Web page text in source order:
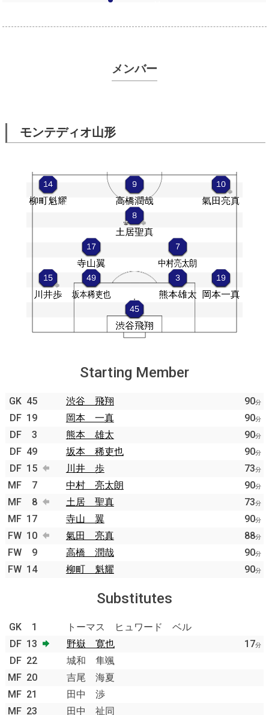
メンバー
モンテディオ山形
Starting Member
GK 45 渋谷 飛翔 90分
DF 19 岡本 一真 90分
DF 3 熊本 雄太 90分
DF 49 坂本 稀吏也 90分
DF 15 川井 歩 73分
MF 7 中村 亮太朗 90分
MF 8 土居 聖真 73分
MF 17 寺山 翼 90分
FW 10 氣田 亮真 88分
FW 9 高橋 潤哉 90分
FW 14 柳町 魁耀 90分
Substitutes
GK 1
トーマス ヒュワード ベル
DF 13 野嶽 寛也 17分
DF 22
城和 隼颯
MF 20
吉尾 海夏
MF 21
田中 渉
MF 23
田中 祉同